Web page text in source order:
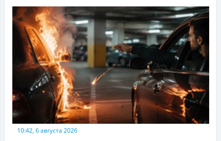
10:42, 6 августа 2026